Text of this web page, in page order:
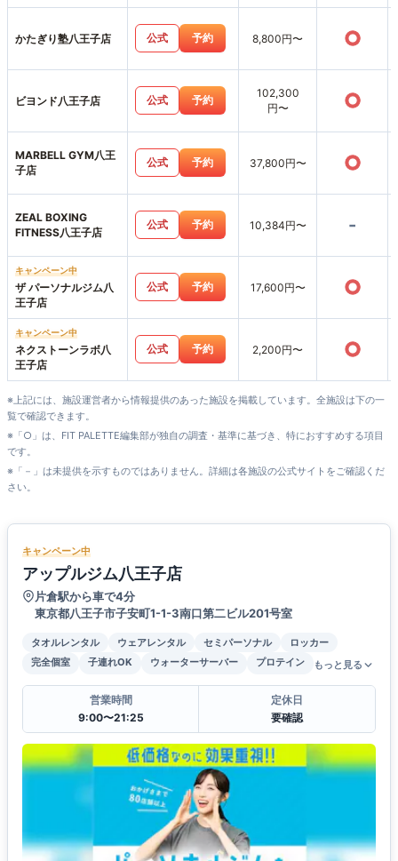
かたぎり塾八王子店 公式 予約 8,800円〜 ○
ビヨンド八王子店 公式 予約
102,300
円〜
○
MARBELL GYM八王
子店
公式 予約 37,800円〜 ○
ZEAL BOXING
FITNESS八王子店
公式 予約 10,384円〜 -
キャンペーン中
ザ パーソナルジム八
王子店
公式 予約 17,600円〜 ○
キャンペーン中
ネクストーンラボ八
王子店
公式 予約 2,200円〜 ○
※上記には、施設運営者から情報提供のあった施設を掲載しています。全施設は下の一
覧で確認できます。
※「○」は、FIT PALETTE編集部が独自の調査・基準に基づき、特におすすめする項目
です。
※「－」は未提供を示すものではありません。詳細は各施設の公式サイトをご確認くだ
さい。
キャンペーン中
アップルジム八王子店
片倉駅から車で4分
東京都八王子市子安町1-1-3南口第二ビル201号室
タオルレンタル ウェアレンタル セミパーソナル
ロッカー
完全個室
子連れOK ウォーターサーバー プロテイン もっと見る
営業時間
9:00〜21:25
定休日
要確認